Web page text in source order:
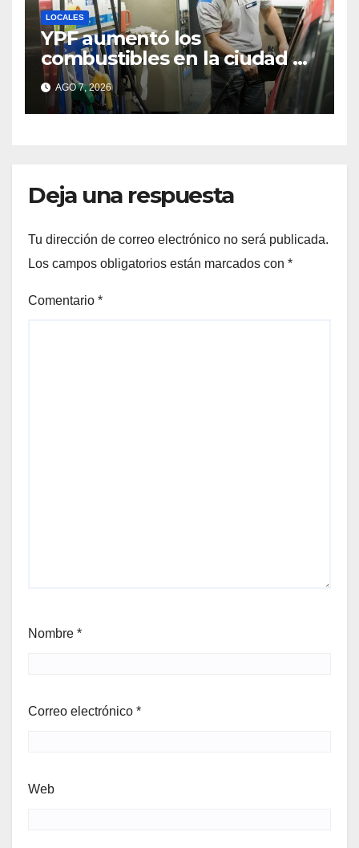
LOCALES
YPF aumentó los
combustibles en la ciudad de
Santa Fe: la nafta súper
superó los $2.100 y llenar el
tanque cuesta más de
AGO 7, 2026
Deja una respuesta
Tu dirección de correo electrónico no será publicada.
Los campos obligatorios están marcados con *
Comentario *
Nombre *
Correo electrónico *
Web